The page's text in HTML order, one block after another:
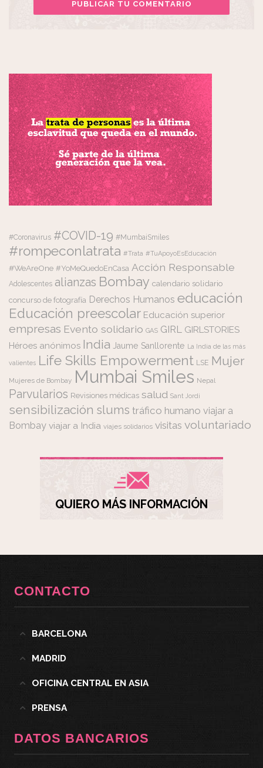
#Coronavirus #COVID-19 #MumbaiSmiles
#rompeconlatrata #Trata #TuApoyoEsEducación
#WeAreOne #YoMeQuedoEnCasa Acción Responsable
Adolescentes alianzas Bombay calendario solidario
concurso de fotografía Derechos Humanos educación
Educación preescolar Educación superior
empresas Evento solidario GAS GIRL GIRLSTORIES
Héroes anónimos India Jaume Sanllorente La India de las más
valientes Life Skills Empowerment LSE Mujer
Mujeres de Bombay Mumbai Smiles Nepal
Parvularios Revisiones médicas salud Sant Jordi
sensibilización slums tráfico humano viajar a
Bombay viajar a India viajes solidarios visitas voluntariado
QUIERO MÁS INFORMACIÓN
CONTACTO
BARCELONA
MADRID
OFICINA CENTRAL EN ASIA
PRENSA
DATOS BANCARIOS